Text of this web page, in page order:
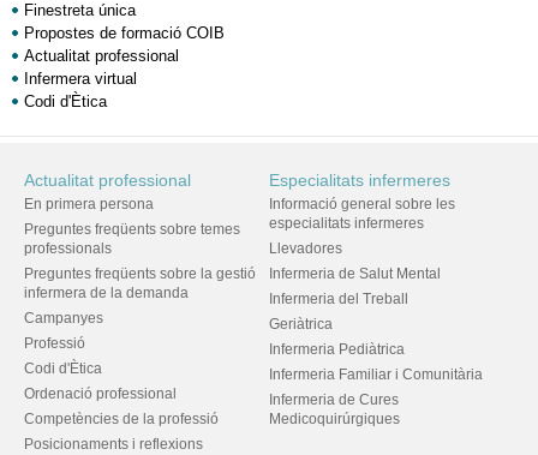
Finestreta única
Propostes de formació COIB
Actualitat professional
Infermera virtual
Codi d'Ètica
Actualitat professional
En primera persona
Preguntes freqüents sobre temes
professionals
Preguntes freqüents sobre la gestió
infermera de la demanda
Campanyes
Professió
Codi d'Ètica
Ordenació professional
Competències de la professió
Posicionaments i reflexions
Especialitats infermeres
Informació general sobre les
especialitats infermeres
Llevadores
Infermeria de Salut Mental
Infermeria del Treball
Geriàtrica
Infermeria Pediàtrica
Infermeria Familiar i Comunitària
Infermeria de Cures
Medicoquirúrgiques